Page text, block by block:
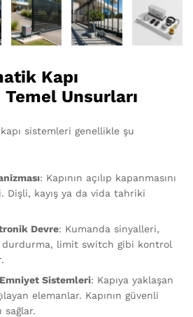
Kapı
Unsurları
sistemleri genellikle şu
: Kapının açılıp kapanmasını
Dişli, kayış ya da vida tahriki
Devre: Kumanda sinyalleri,
durdurma, limit switch gibi kontrol
Sistemleri: Kapıya yaklaşan
elemanlar. Kapının güvenli
sağlar.